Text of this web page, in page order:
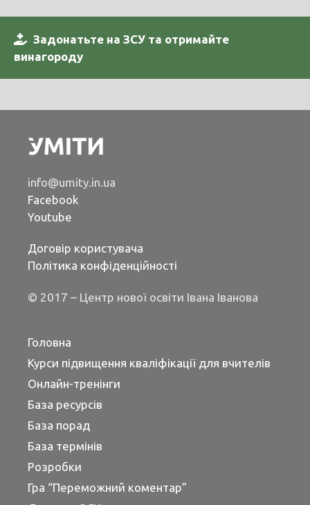
Задонатьте на ЗСУ та отримайте
винагороду
info@umity.in.ua
Facebook
Youtube
Договір користувача
Політика конфіденційності
© 2017 – Центр нової освіти Івана Іванова
Головна
Курси підвищення кваліфікації для вчителів
Онлайн-тренінги
База ресурсів
База порад
База термінів
Розробки
Гра “Переможний коментар”